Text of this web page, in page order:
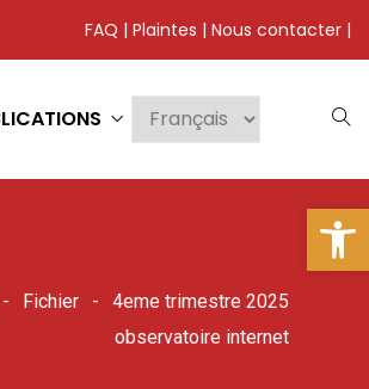
FAQ | Plaintes | Nous contacter |
Fichier
4eme trimestre 2025
observatoire internet